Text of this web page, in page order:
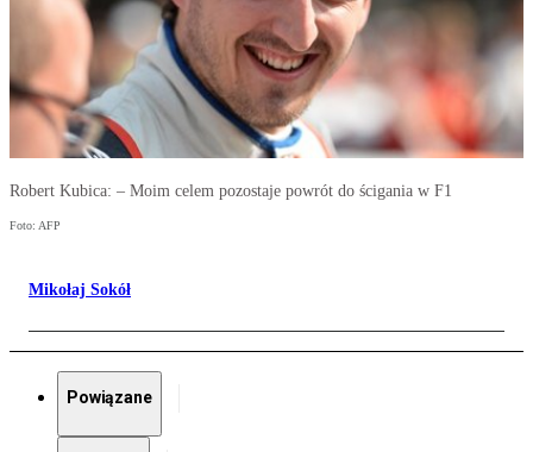
Robert Kubica: – Moim celem pozostaje powrót do ścigania w F1
Foto: AFP
Mikołaj Sokół
Powiązane